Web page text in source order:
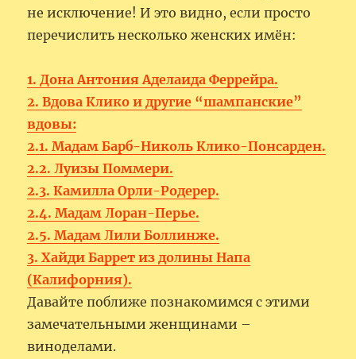
не исключение! И это видно, если просто
перечислить несколько женских имён:
1. Дона Антония Аделаида Феррейра.
2. Вдова Клико и другие “шампанские”
вдовы:
2.1. Mадам Барб-Николь Клико-Понсарден.
2.2. Луизы Поммери.
2.3. Камилла Орли-Родерер.
2.4. Мадам Лоран-Перье.
2.5. Мадам Лили Боллинже.
3. Хайди Баррет из долины Напа
(Калифорния).
Давайте поближе познакомимся с этими
замечательными женщинами –
виноделами.